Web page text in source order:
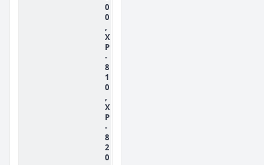
0
0
,
X
P
-
8
1
0
,
X
P
-
8
2
0